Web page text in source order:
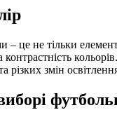
– це не тільки
контрастність
різких змін